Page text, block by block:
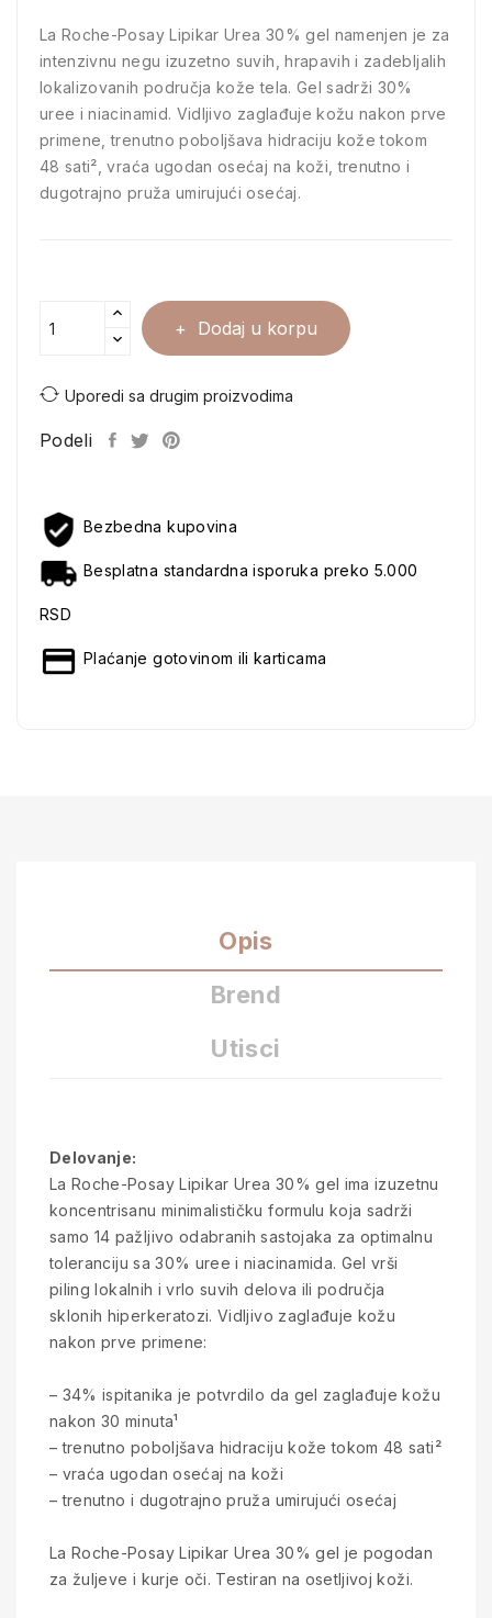
La Roche-Posay Lipikar Urea 30% gel namenjen je za
intenzivnu negu izuzetno suvih, hrapavih i zadebljalih
lokalizovanih područja kože tela. Gel sadrži 30%
uree i niacinamid. Vidljivo zaglađuje kožu nakon prve
primene, trenutno poboljšava hidraciju kože tokom
48 sati², vraća ugodan osećaj na koži, trenutno i
dugotrajno pruža umirujući osećaj.
Dodaj u korpu
Uporedi sa drugim proizvodima
Podeli
Bezbedna kupovina
Besplatna standardna isporuka preko 5.000
RSD
Plaćanje gotovinom ili karticama
Opis
Brend
Utisci
Delovanje:
La Roche-Posay Lipikar Urea 30% gel ima izuzetnu
koncentrisanu minimalističku formulu koja sadrži
samo 14 pažljivo odabranih sastojaka za optimalnu
toleranciju sa 30% uree i niacinamida. Gel vrši
piling lokalnih i vrlo suvih delova ili područja
sklonih hiperkeratozi. Vidljivo zaglađuje kožu
nakon prve primene:
– 34% ispitanika je potvrdilo da gel zaglađuje kožu
nakon 30 minuta¹
– trenutno poboljšava hidraciju kože tokom 48 sati²
– vraća ugodan osećaj na koži
– trenutno i dugotrajno pruža umirujući osećaj
La Roche-Posay Lipikar Urea 30% gel je pogodan
za žuljeve i kurje oči. Testiran na osetljivoj koži.